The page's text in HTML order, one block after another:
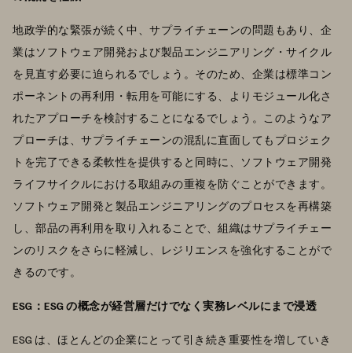
地政学的な緊張が続く中、サプライチェーンの問題もあり、企
業はソフトウェア開発および製品エンジニアリング・サイクル
を見直す必要に迫られるでしょう。そのため、企業は標準コン
ポーネントの再利用・転用を可能にする、よりモジュール化さ
れたアプローチを検討することになるでしょう。このようなア
プローチは、サプライチェーンの混乱に直面してもプロジェク
トを完了できる柔軟性を提供すると同時に、ソフトウェア開発
ライフサイクルにおける取組みの重複を防ぐことができます。
ソフトウェア開発と製品エンジニアリングのプロセスを再構築
し、部品の再利用を取り入れることで、組織はサプライチェー
ンのリスクをさらに軽減し、レジリエンスを強化することがで
きるのです。
ESG：ESG の概念が経営層だけでなく実務レベルにまで浸透
ESG は、ほとんどの企業にとって引き続き重要性を増していき